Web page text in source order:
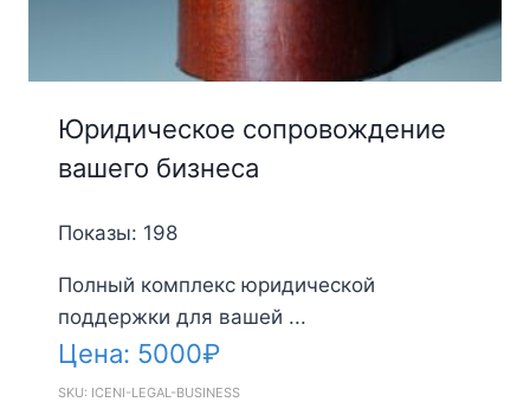
Юридическое сопровождение
вашего бизнеса
Показы: 198
Полный комплекс юридической
поддержки для вашей ...
Цена: 5000₽
SKU: ICENI-LEGAL-BUSINESS